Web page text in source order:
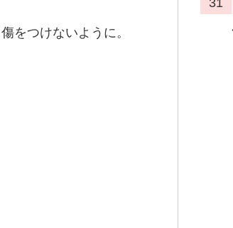
をつけないように。